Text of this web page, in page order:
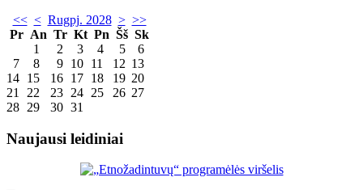
<< < Rugpj. 2028 > >>
Pr An Tr Kt Pn Šš Sk
1
2 3 4 5
6
7
8 9 10 11 12 13
14 15 16 17 18 19 20
21
22 23 24 25 26 27
28 29 30 31
Naujausi leidiniai